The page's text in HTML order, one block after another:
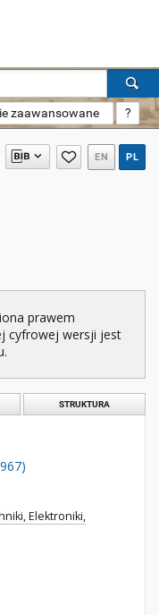
zaawansowane ?
EN PL
prawem
cyfrowej wersji jest
STRUKTURA
Elektroniki,